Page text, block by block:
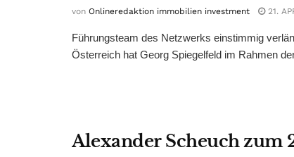
von Onlineredaktion immobilien investment 21.
Führungsteam des Netzwerks einstimmig
Österreich hat Georg Spiegelfeld im Rahmen
Alexander Scheuch